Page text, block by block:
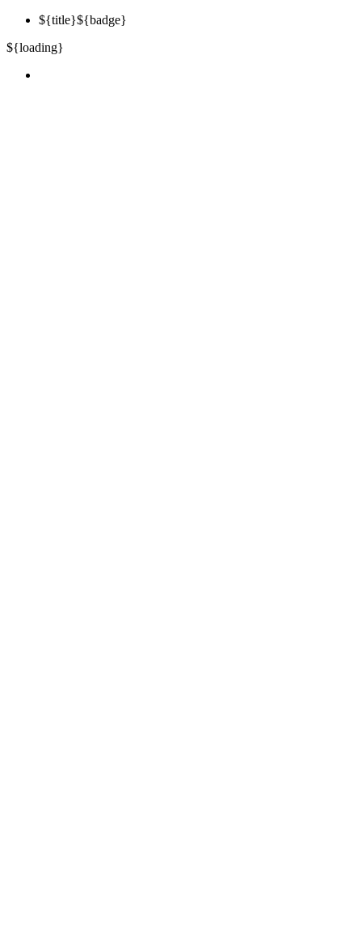
${title}${badge}
${loading}